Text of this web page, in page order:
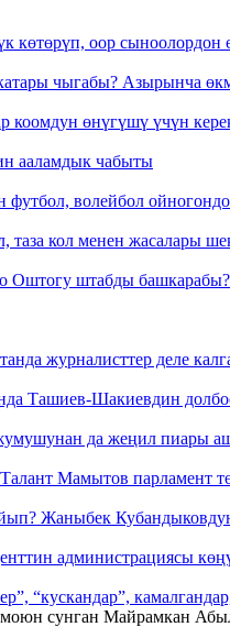
көтөрүп, оор сыноолордон
чыгабы? Азырынча
коомдун өнүгүшү үчүн
ааламдык чабыты
волейбол
таза кол менен жасалары
Оштогу штабды башкарабы?
журналисттер деле
Ташиев-Шакиевдин
да жеңил пиары
Мамытов парламент
Жаныбек
администрациясы
“кускандар”,
сунган Майрамкан